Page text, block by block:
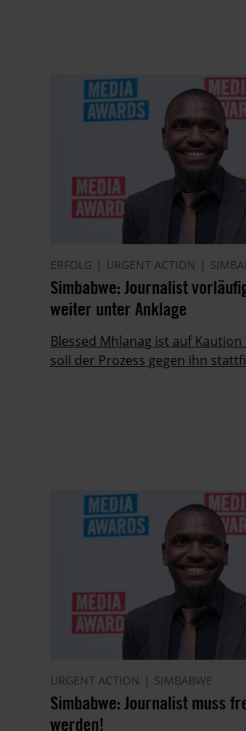
ERFOLG URGENT ACTION
Simbabwe: Journalist
weiter unter Anklage
Blessed Mhlanag ist auf Kaution
soll der Prozess gegen ihn
URGENT ACTION SIMBABWE
Simbabwe: Journalist muss
werden!